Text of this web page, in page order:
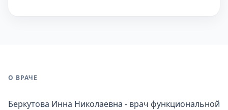
О ВРАЧЕ
Беркутова Инна Николаевна - врач функциональной